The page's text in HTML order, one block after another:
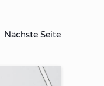
Nächste Seite